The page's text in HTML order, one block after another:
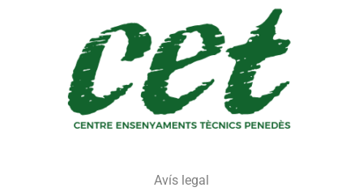
Avís legal